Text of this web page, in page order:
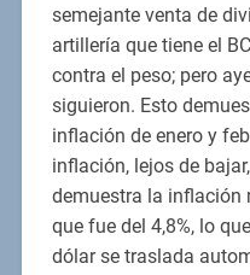
semejante venta de
artillería que tiene el
contra el peso; pero
siguieron. Esto
inflación de enero y
inflación, lejos de
demuestra la inflación
que fue del 4,8%, lo
dólar se traslada